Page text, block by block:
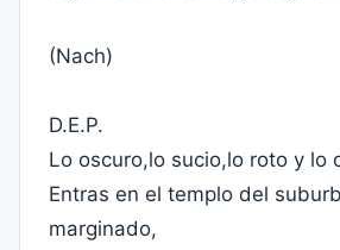
(Nach)
D.E.P.
Lo oscuro,lo sucio,lo roto y lo
Entras en el templo del
marginado,